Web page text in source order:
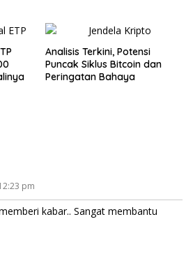
Analisis Terkini, Potensi
Puncak Siklus Bitcoin dan
Peringatan Bahaya
pm
kabar.. Sangat membantu